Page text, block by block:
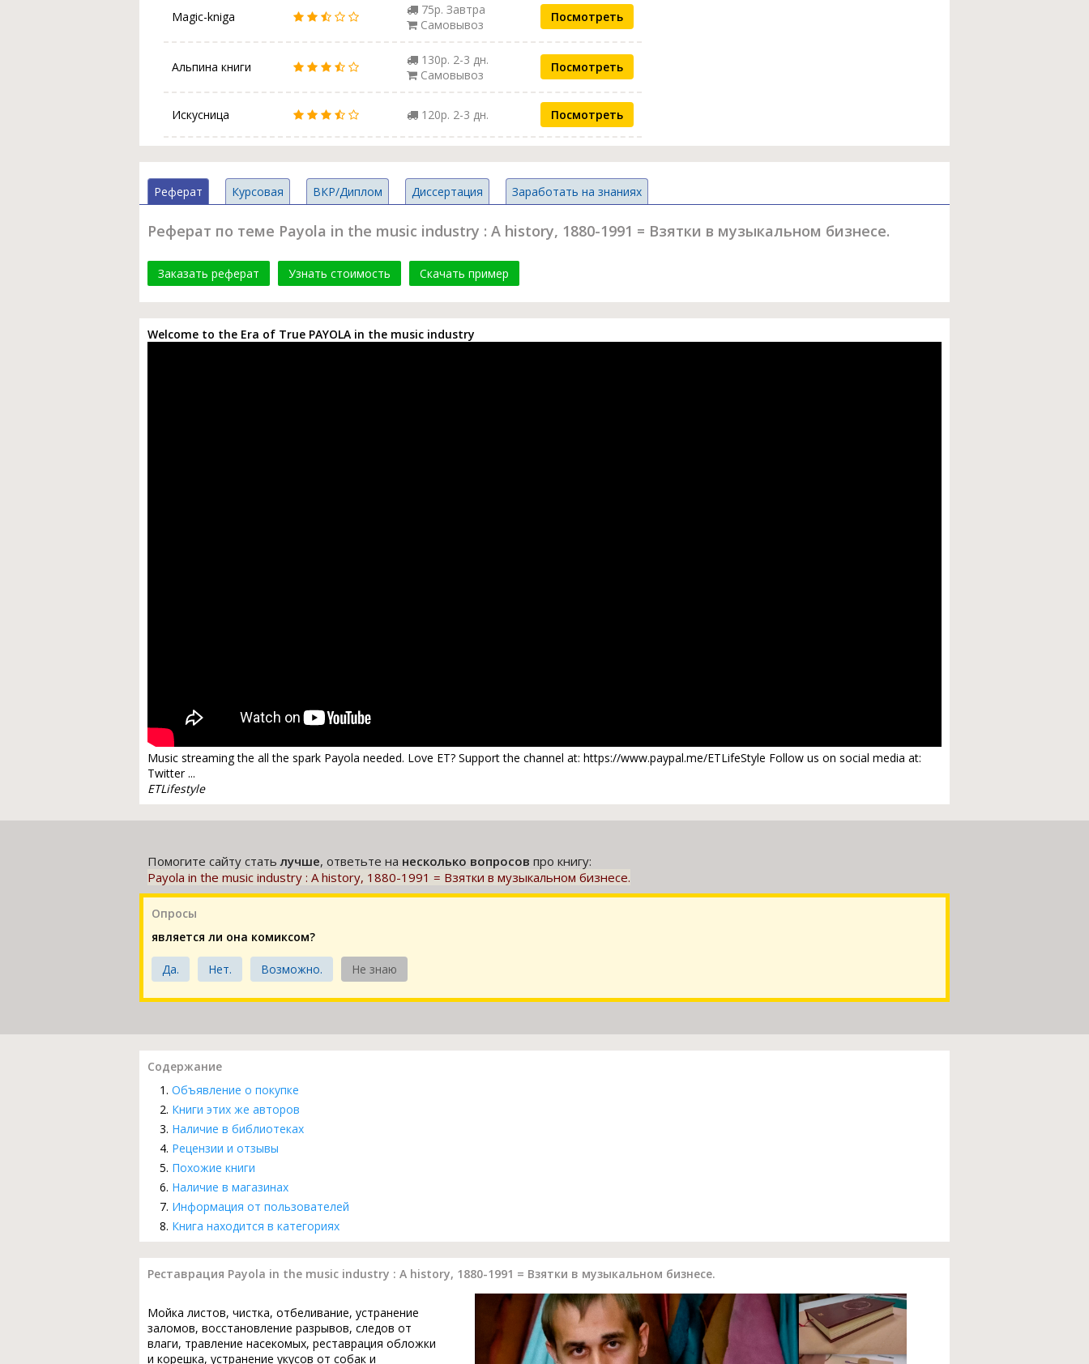
Magic-kniga
75р. Завтра
Самовывоз
Посмотреть
Альпина книги
130р. 2-3 дн.
Самовывоз
Посмотреть
Искусница 120р. 2-3 дн. Посмотреть
Реферат Курсовая ВКР/Диплом Диссертация Заработать на знаниях
Реферат по теме Payola in the music industry : A history, 1880-1991 = Взятки в музыкальном бизнесе.
Заказать реферат Узнать стоимость Скачать пример
Welcome to the Era of True PAYOLA in the music industry
Music streaming the all the spark Payola needed. Love ET? Support the channel at: https://www.paypal.me/ETLifeStyle Follow us on social media at:
Twitter ...
ETLifestyle
Помогите сайту статьлучше, ответьте на несколько вопросов про книгу:
Payola in the music industry : A history, 1880-1991 = Взятки в музыкальном бизнесе.
Опросы
является ли она комиксом?
Да. Нет. Возможно. Не знаю
Содержание
Объявление о покупке
Книги этих же авторов
Наличие в библиотеках
Рецензии и отзывы
Похожие книги
Наличие в магазинах
Информация от пользователей
Книга находится в категориях
Реставрация Payola in the music industry : A history, 1880-1991 = Взятки в музыкальном бизнесе.
Мойка листов, чистка, отбеливание, устранение
заломов, восстановление разрывов, следов от
влаги, травление насекомых, реставрация обложки
и корешка, устранение укусов от собак и